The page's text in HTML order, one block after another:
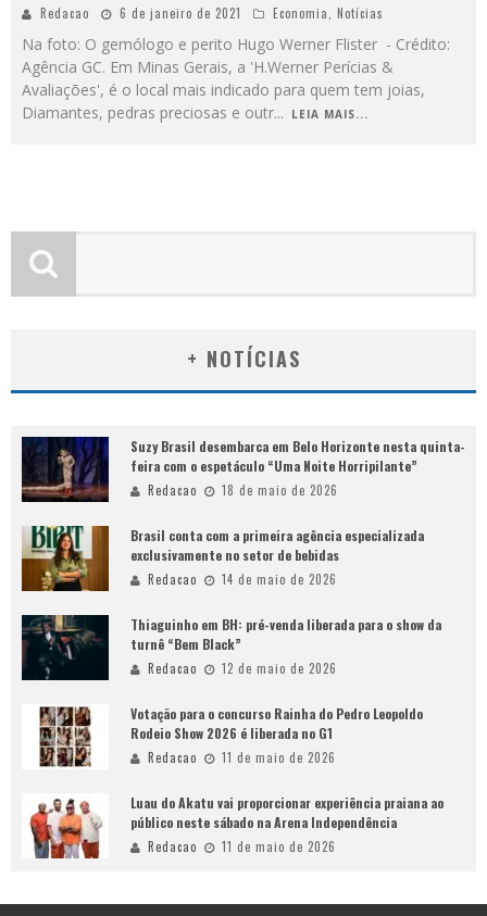
Redacao 6 de janeiro de 2021 Economia Notícias
Na foto: O gemólogo e perito Hugo Werner Flister - Crédito:
Agência GC. Em Minas Gerais, a 'H.Werner Perícias &
Avaliações', é o local mais indicado para quem tem joias,
Diamantes, pedras preciosas e outr... LEIA MAIS...
+ NOTÍCIAS
Suzy Brasil desembarca em Belo Horizonte nesta quinta-
feira com o espetáculo “Uma Noite Horripilante”
Redacao 18 de maio de 2026
Brasil conta com a primeira agência especializada
exclusivamente no setor de bebidas
Redacao 14 de maio de 2026
Thiaguinho em BH: pré-venda liberada para o show da
turnê “Bem Black”
Redacao 12 de maio de 2026
Votação para o concurso Rainha do Pedro Leopoldo
Rodeio Show 2026 é liberada no G1
Redacao 11 de maio de 2026
Luau do Akatu vai proporcionar experiência praiana ao
público neste sábado na Arena Independência
Redacao 11 de maio de 2026